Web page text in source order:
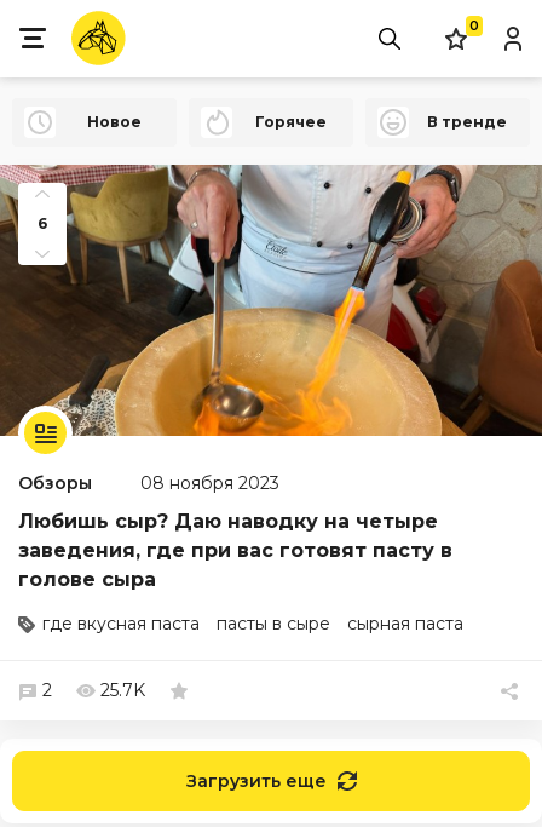
0
Новое Горячее В тренде
6
Обзоры 08 ноября 2023
Любишь сыр? Даю наводку на четыре
заведения, где при вас готовят пасту в
голове сыра
где вкусная паста пасты в сыре сырная паста
2 25.7K
Загрузить еще